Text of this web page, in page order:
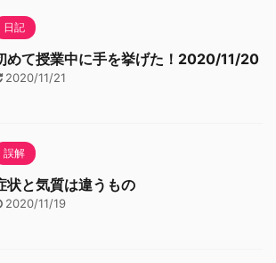
日記
めて授業中に手を挙げた！2020/11/20
2020/11/21
誤解
状と気質は違うもの
2020/11/19